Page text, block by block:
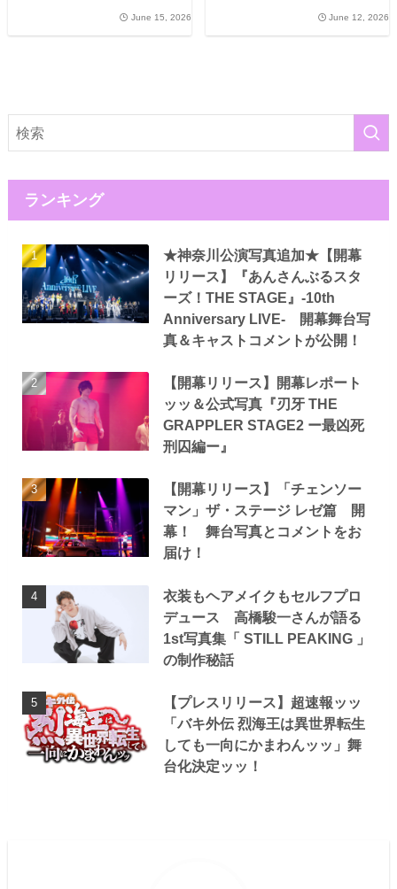
June 15, 2026 June 12, 2026
ランキング
★神奈川公演写真追加★【開幕
リリース】『あんさんぶるスタ
ーズ！THE STAGE』-10th
Anniversary LIVE- 開幕舞台写
真＆キャストコメントが公開！
【開幕リリース】開幕レポート
ッッ＆公式写真『刃牙 THE
GRAPPLER STAGE2 ー最凶死
刑囚編ー』
【開幕リリース】「チェンソー
マン」ザ・ステージ レゼ篇 開
幕！ 舞台写真とコメントをお
届け！
衣装もヘアメイクもセルフプロ
デュース 高橋駿一さんが語る
1st写真集「 STILL PEAKING 」
の制作秘話
【プレスリリース】超速報ッッ
「バキ外伝 烈海王は異世界転生
しても一向にかまわんッッ」舞
台化決定ッッ！